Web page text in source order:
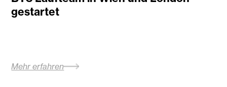
gestartet
Mehr erfahren